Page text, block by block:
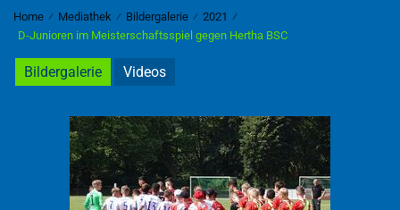
Home ⁄ Mediathek ⁄ Bildergalerie ⁄ 2021 ⁄
D-Junioren im Meisterschaftsspiel gegen Hertha BSC
Bildergalerie Videos